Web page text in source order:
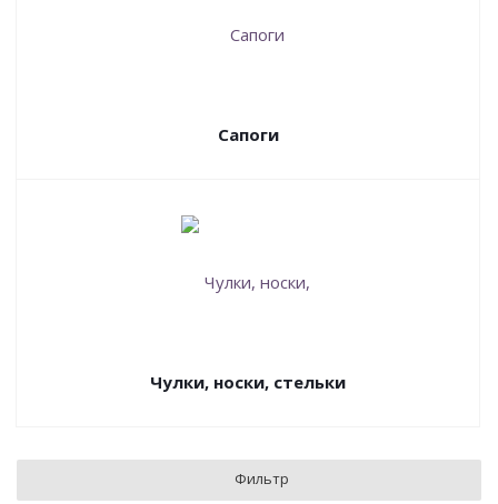
Сапоги
Чулки, носки, стельки
Фильтр